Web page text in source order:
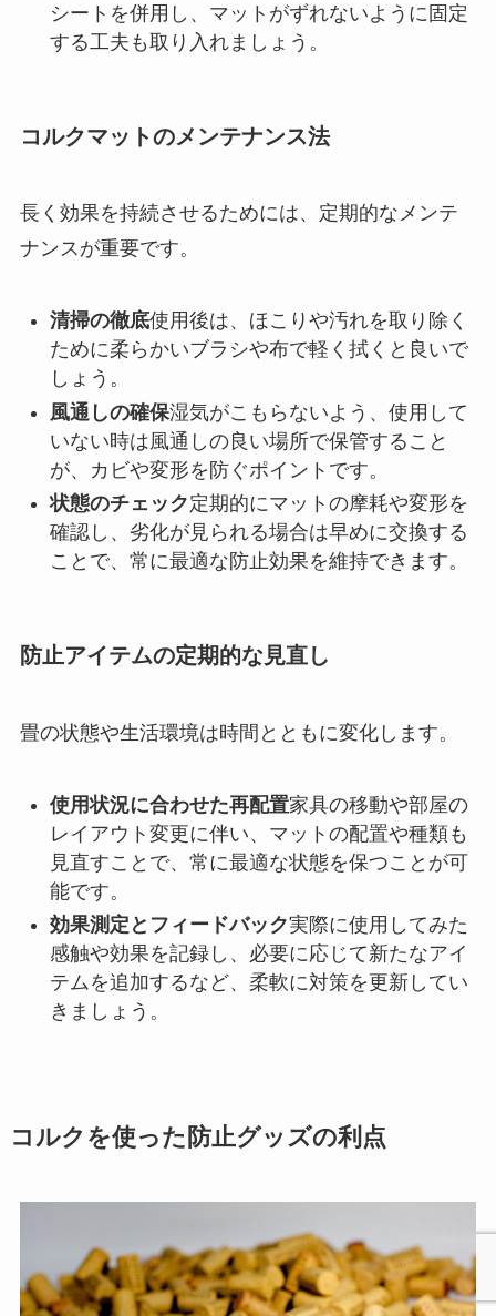
シートを併用し、マットがずれないように固定
する工夫も取り入れましょう。
コルクマットのメンテナンス法
長く効果を持続させるためには、定期的なメンテ
ナンスが重要です。
清掃の徹底使用後は、ほこりや汚れを取り除く
ために柔らかいブラシや布で軽く拭くと良いで
しょう。
風通しの確保湿気がこもらないよう、使用して
いない時は風通しの良い場所で保管すること
が、カビや変形を防ぐポイントです。
状態のチェック定期的にマットの摩耗や変形を
確認し、劣化が見られる場合は早めに交換する
ことで、常に最適な防止効果を維持できます。
防止アイテムの定期的な見直し
畳の状態や生活環境は時間とともに変化します。
使用状況に合わせた再配置家具の移動や部屋の
レイアウト変更に伴い、マットの配置や種類も
見直すことで、常に最適な状態を保つことが可
能です。
効果測定とフィードバック実際に使用してみた
感触や効果を記録し、必要に応じて新たなアイ
テムを追加するなど、柔軟に対策を更新してい
きましょう。
コルクを使った防止グッズの利点